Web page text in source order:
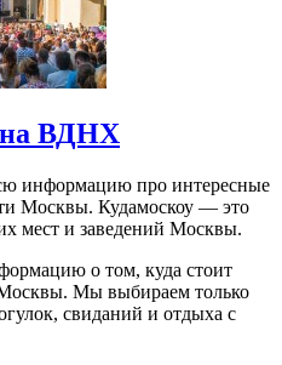
на ВДНХ
информацию про интересные
Москвы. Кудамоскоу — это
мест и заведений Москвы.
о том, куда стоит
Мы выбираем только
свиданий и отдыха с